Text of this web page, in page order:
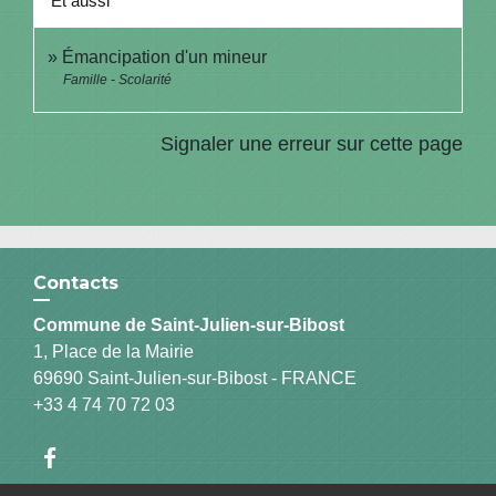
Émancipation d'un mineur
Famille - Scolarité
Signaler une erreur sur cette page
Contacts
Commune de Saint-Julien-sur-Bibost
1, Place de la Mairie
69690 Saint-Julien-sur-Bibost - FRANCE
+33 4 74 70 72 03